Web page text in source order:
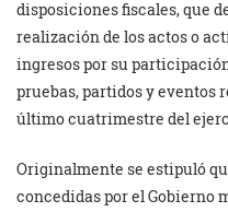
disposiciones fiscales, que
realización de los actos o
ingresos por su
pruebas, partidos y eventos
último cuatrimestre del
Originalmente se estipuló
concedidas por el Gobierno